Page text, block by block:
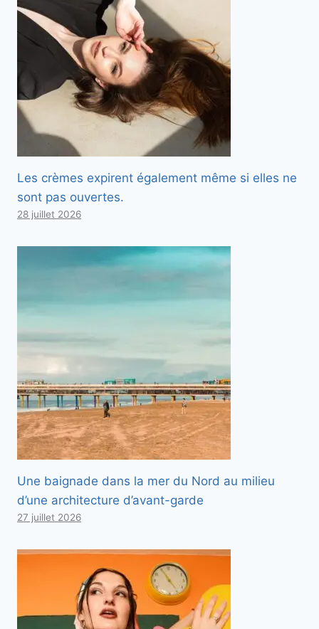
Les crèmes expirent également même si elles ne
sont pas ouvertes.
28 juillet 2026
Une baignade dans la mer du Nord au milieu
d’une architecture d’avant-garde
27 juillet 2026